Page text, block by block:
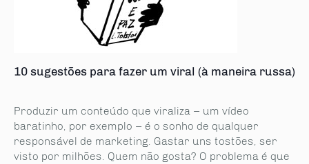
10 sugestões para fazer um viral (à maneira russa)
Produzir um conteúdo que viraliza – um vídeo
baratinho, por exemplo – é o sonho de qualquer
responsável de marketing. Gastar uns tostões, ser
visto por milhões. Quem não gosta? O problema é que